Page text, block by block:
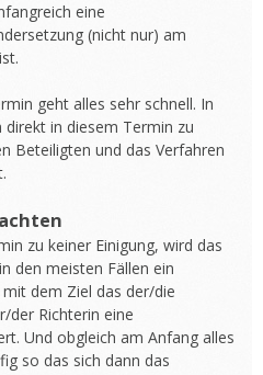
eine
(nicht nur) am
geht alles sehr schnell. In
in diesem Termin zu
Beteiligten und das Verfahren
zu keiner Einigung, wird das
den meisten Fällen ein
dem Ziel das der/die
der Richterin eine
Und obgleich am Anfang alles
so das sich dann das